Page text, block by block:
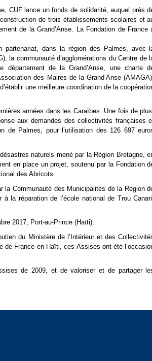
CUF lance un fonds de solidarité, auquel près
de trois établissements scolaires et
de la Grand’Anse. La Fondation de France
partenariat, dans la région des Palmes, avec
la communauté d’agglomérations du Centre de
département de la Grand’Anse, une charte
des Maires de la Grand’Anse (AMAGA),
une meilleure coordination de la
années dans les Caraïbes. Une fois de
aux demandes des collectivités françaises
de Palmes, pour l’utilisation des 126 697
naturels mené par la Région Bretagne,
en place un projet, soutenu par la Fondation
des Abricots.
la Communauté des Municipalités de la Région
la réparation de l’école national de Trou Canari,
2017, Port-au-Prince (Haïti).
du Ministère de l’Intérieur et des
de France en Haïti, ces Assises ont été
de 2009, et de valoriser et de partager